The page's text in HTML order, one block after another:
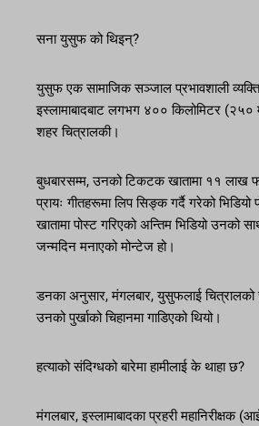
सना युसुफ को थिइन्?
युसुफ एक सामाजिक सञ्जाल प्रभावशाली
इस्लामाबादबाट लगभग ४०० किलोमिटर (२५०
शहर चित्रालकी।
बुधबारसम्म, उनको टिकटक खातामा ११ लाख
प्रायः गीतहरूमा लिप सिङ्क गर्दै गरेको
खातामा पोस्ट गरिएको अन्तिम भिडियो उनको
जन्मदिन मनाएको मोन्टेज हो।
डनका अनुसार, मंगलबार, युसुफलाई चित्रालको
उनको पुर्खाको चिहानमा गाडिएको थियो।
हत्याको संदिग्धको बारेमा हामीलाई के थाहा छ?
मंगलबार, इस्लामाबादका प्रहरी महानिरीक्षक